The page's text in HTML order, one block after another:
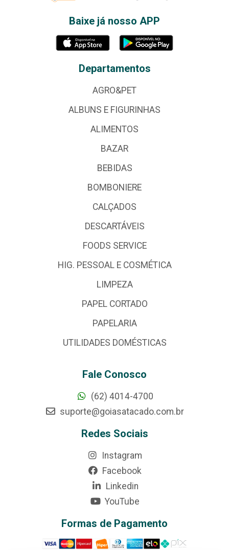
Baixe já nosso APP
Departamentos
AGRO&PET
ALBUNS E FIGURINHAS
ALIMENTOS
BAZAR
BEBIDAS
BOMBONIERE
CALÇADOS
DESCARTÁVEIS
FOODS SERVICE
HIG. PESSOAL E COSMÉTICA
LIMPEZA
PAPEL CORTADO
PAPELARIA
UTILIDADES DOMÉSTICAS
Fale Conosco
(62) 4014-4700
suporte@goiasatacado.com.br
Redes Sociais
Instagram
Facebook
Linkedin
YouTube
Formas de Pagamento